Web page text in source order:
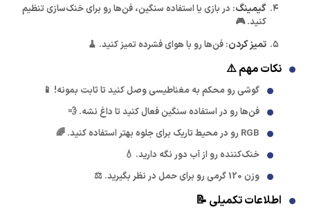
گیمینگ: در بازی یا استفاده سنگین، فن‌ها رو برای خنک‌سازی تنظیم
کنید. 🎮
تمیز کردن: فن‌ها رو با هوای فشرده تمیز کنید. 🧹
نکات مهم ⚠️
گوشی رو محکم به مغناطیسی وصل کنید تا ثابت بمونه! 📱
فن‌ها رو در استفاده سنگین فعال کنید تا داغ نشه. 💨
RGB رو در محیط تاریک برای جلوه بهتر استفاده کنید. 🌈
خنک‌کننده رو از آب دور نگه دارید. 💧
وزن 120 گرمی رو برای حمل در نظر بگیرید. ⚖️
اطلاعات تکمیلی 📝